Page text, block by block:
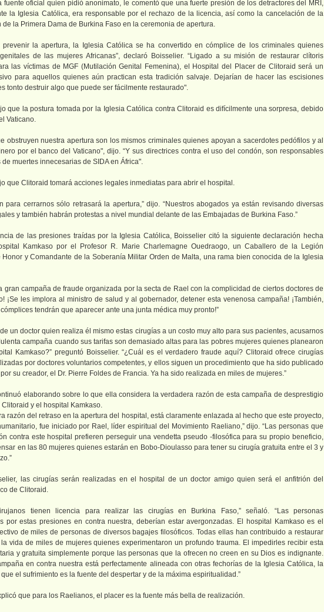
fuente oficial quien pidió anonimato, le comentó que una fuerte presión de los detractores del MRI,
la Iglesia Católica, era responsable por el rechazo de la licencia, así como la cancelación de la
de la Primera Dama de Burkina Faso en la ceremonia de apertura.
prevenir la apertura, la Iglesia Católica se ha convertido en cómplice de los criminales quienes
de las mujeres Africanas”, declaró Boisselier. “Ligado a su misión de restaurar clítoris
las víctimas de MGF (Mutilación Genital Femenina), el Hospital del Placer de Clitoraid será un
para aquellos quienes aún practican esta tradición salvaje. Dejarían de hacer las escisiones
tonto destruir algo que puede ser fácilmente restaurado".
que la postura tomada por la Iglesia Católica contra Clitoraid es difícilmente una sorpresa, debido
Vaticano.
obstruyen nuestra apertura son los mismos criminales quienes apoyan a sacerdotes pedófilos y al
por el banco del Vaticano", dijo. “Y sus directrices contra el uso del condón, son responsables
muertes innecesarias de SIDA en África".
que Clitoraid tomará acciones legales inmediatas para abrir el hospital.
para cerrarnos sólo retrasará la apertura,” dijo. “Nuestros abogados ya están revisando diversas
y también habrán protestas a nivel mundial delante de las Embajadas de Burkina Faso.”
de las presiones traídas por la Iglesia Católica, Boisselier citó la siguiente declaración hecha
Kamkaso por el Profesor R. Marie Charlemagne Ouedraogo, un Caballero de la Legión
Honor y Comandante de la Soberanía Militar Orden de Malta, una rama bien conocida de la Iglesia
gran campaña de fraude organizada por la secta de Rael con la complicidad de ciertos doctores de
¡Se les implora al ministro de salud y al gobernador, detener esta venenosa campaña! ¡También,
tendrán que aparecer ante una junta médica muy pronto!”
un doctor quien realiza él mismo estas cirugías a un costo muy alto para sus pacientes, acusarnos
campaña cuando sus tarifas son demasiado altas para las pobres mujeres quienes planearon
Kamkaso?” preguntó Boisselier. “¿Cuál es el verdadero fraude aquí? Clitoraid ofrece cirugías
por doctores voluntarios competentes, y ellos siguen un procedimiento que ha sido publicado
su creador, el Dr. Pierre Foldes de Francia. Ya ha sido realizada en miles de mujeres.”
elaborando sobre lo que ella considera la verdadera razón de esta campaña de desprestigio
y el hospital Kamkaso.
razón del retraso en la apertura del hospital, está claramente enlazada al hecho que este proyecto,
fue iniciado por Rael, líder espiritual del Movimiento Raeliano,” dijo. “Las personas que
contra este hospital prefieren perseguir una vendetta pseudo -filosófica para su propio beneficio,
en las 80 mujeres quienes estarán en Bobo-Dioulasso para tener su cirugía gratuita entre el 3 y
las cirugías serán realizadas en el hospital de un doctor amigo quien será el anfitrión del
de Clitoraid.
tienen licencia para realizar las cirugías en Burkina Faso,” señaló. “Las personas
por estas presiones en contra nuestra, deberían estar avergonzadas. El hospital Kamkaso es el
de miles de personas de diversos bagajes filosóficos. Todas ellas han contribuido a restaurar
vida de miles de mujeres quienes experimentaron un profundo trauma. El impedirles recibir esta
y gratuita simplemente porque las personas que la ofrecen no creen en su Dios es indignante.
en contra nuestra está perfectamente alineada con otras fechorías de la Iglesia Católica, la
el sufrimiento es la fuente del despertar y de la máxima espiritualidad.”
que para los Raelianos, el placer es la fuente más bella de realización.